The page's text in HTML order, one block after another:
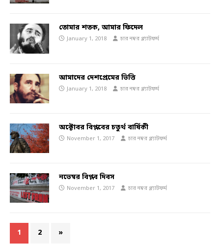
তোমার শতক, আমার ফিদেল
January 1, 2018 চার নম্বর প্ল্যাটফর্ম
আমাদের দেশপ্রেমের ভিত্তি
January 1, 2018 চার নম্বর প্ল্যাটফর্ম
অক্টোবর বিপ্লবের চতুর্থ বার্ষিকী
November 1, 2017 চার নম্বর প্ল্যাটফর্ম
নভেম্বর বিপ্লব দিবস
November 1, 2017 চার নম্বর প্ল্যাটফর্ম
1 2 »